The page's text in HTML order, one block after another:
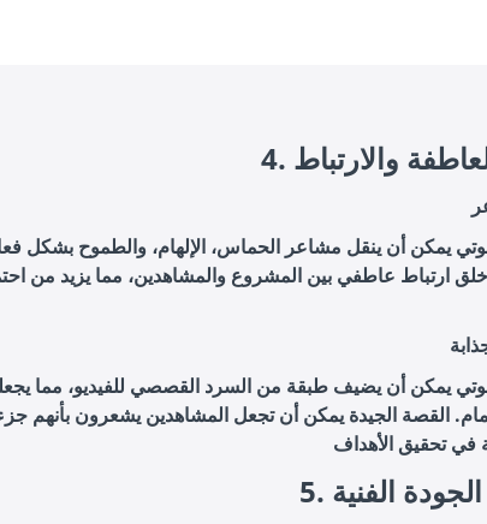
والارتباط
يمكن أن ينقل مشاعر الحماس، الإلهام، والطموح بشكل
ارتباط عاطفي بين المشروع والمشاهدين، مما يزيد من
يمكن أن يضيف طبقة من السرد القصصي للفيديو، مما
القصة الجيدة يمكن أن تجعل المشاهدين يشعرون بأنهم
الفنية